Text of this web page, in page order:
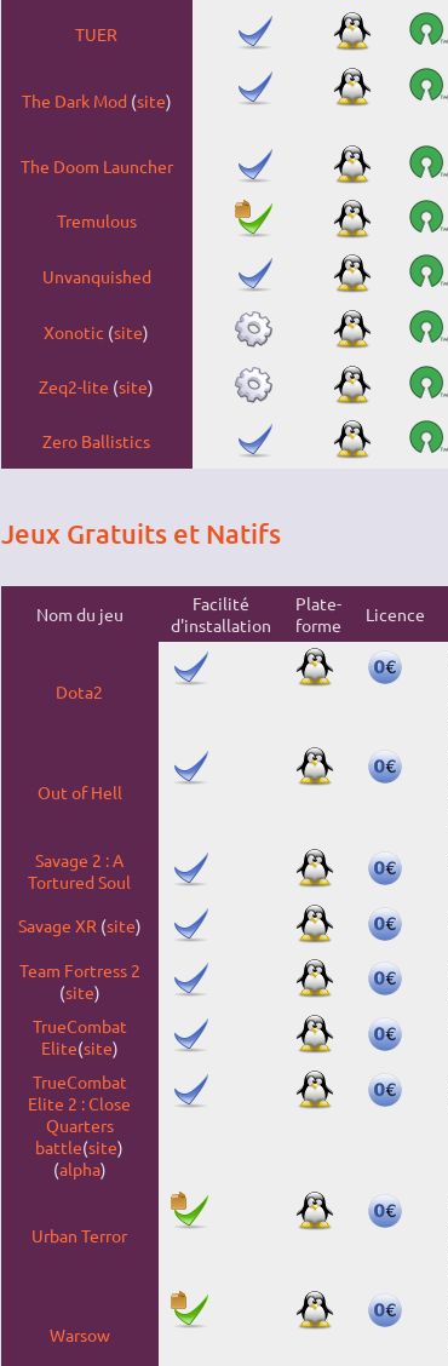
TUER
The Dark Mod (site)
The Doom Launcher
Tremulous
Unvanquished
Xonotic (site)
Zeq2-lite (site)
Zero Ballistics
Jeux Gratuits et Natifs
Nom du jeu
Facilité
d'installation
Plate-
forme
Licence
Dota2
Out of Hell
Savage 2 : A
Tortured Soul
Savage XR (site)
Team Fortress 2
(site)
TrueCombat
Elite(site)
TrueCombat
Elite 2 : Close
Quarters
battle(site)
(alpha)
Urban Terror
Warsow